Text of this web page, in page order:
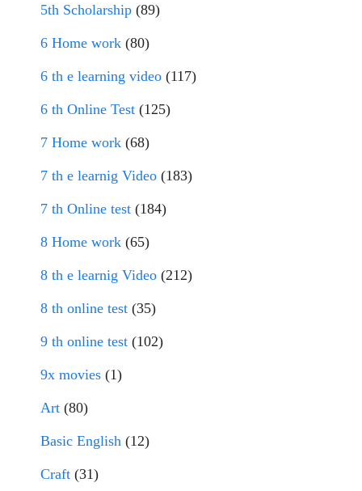
5th Scholarship (89)
6 Home work (80)
6 th e learning video (117)
6 th Online Test (125)
7 Home work (68)
7 th e learnig Video (183)
7 th Online test (184)
8 Home work (65)
8 th e learnig Video (212)
8 th online test (35)
9 th online test (102)
9x movies (1)
Art (80)
Basic English (12)
Craft (31)